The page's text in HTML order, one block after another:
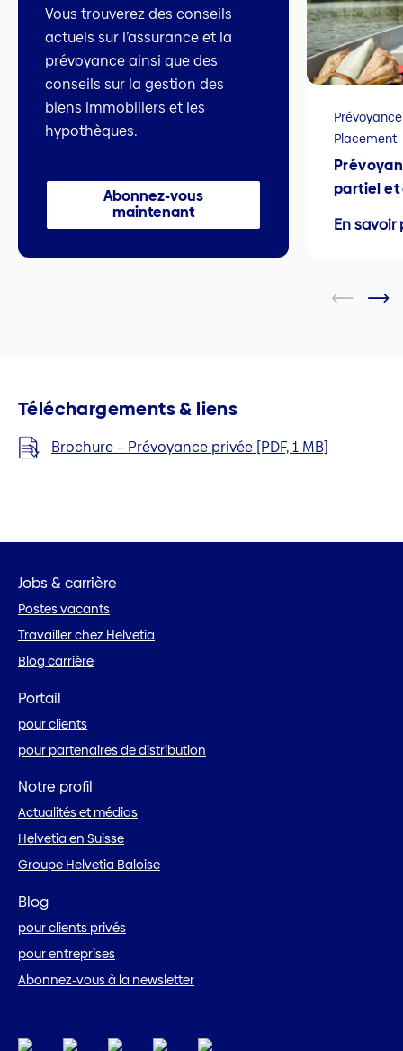
Vous trouverez des conseils
actuels sur l’assurance et la
prévoyance ainsi que des
conseils sur la gestion des
biens immobiliers et les
hypothèques.
Abonnez-vous
maintenant
Placement
partiel et
En savoir
Téléchargements & liens
Brochure – Prévoyance privée [PDF, 1 MB]
Jobs & carrière
Postes vacants
Travailler chez Helvetia
Blog carrière
Portail
pour clients
pour partenaires de distribution
Notre profil
Actualités et médias
Helvetia en Suisse
Groupe Helvetia Baloise
Blog
pour clients privés
pour entreprises
Abonnez-vous à la newsletter